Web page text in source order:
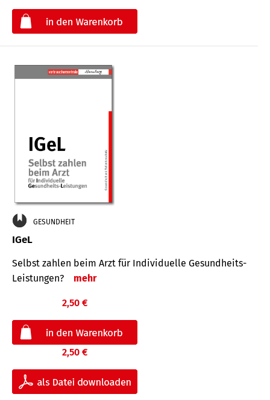
GESUNDHEIT
IGeL
Selbst zahlen beim Arzt für Indi­vidu­elle Gesund­heits-
Leis­tungen?
mehr
2,50 €
2,50 €